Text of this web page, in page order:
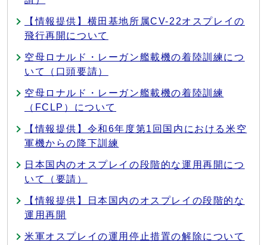
【情報提供】横田基地所属CV-22オスプレイの
飛行再開について
空母ロナルド・レーガン艦載機の着陸訓練につ
いて（口頭要請）
空母ロナルド・レーガン艦載機の着陸訓練
（FCLP）について
【情報提供】令和6年度第1回国内における米空
軍機からの降下訓練
日本国内のオスプレイの段階的な運用再開につ
いて（要請）
【情報提供】日本国内のオスプレイの段階的な
運用再開
米軍オスプレイの運用停止措置の解除について